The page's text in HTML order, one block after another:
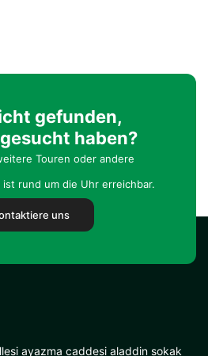
gefunden,
haben?
Touren oder andere
ist rund um die Uhr erreichbar.
uns
ayazma caddesi aladdin sokak